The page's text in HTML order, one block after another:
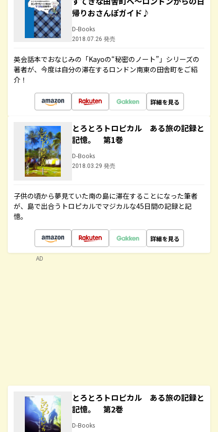
帰りおさんぽガイド♪
D-Books
2018.07.26 発売
英会話本でおなじみの「Kayoの“秘密のノート”」シリーズの
著者が、今度は自分の滞在するロンドン南東の田舎町をご紹
介！
詳細を見る
とろとろトロピカル ある旅の記録と
記憶。 第1巻
D-Books
2018.03.29 発売
子供の頃から夢見ていた南の島に滞在することになった筆者
が、島で出合うトロピカルでマジカルな45日間の記録と記
憶。
詳細を見る
とろとろトロピカル ある旅の記録と
記憶。 第2巻
D-Books
AD